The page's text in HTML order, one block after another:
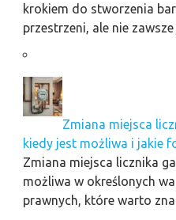
krokiem do stworzenia
przestrzeni, ale nie
Zmiana miejsca
kiedy jest możliwa i jakie
Zmiana miejsca licznika
możliwa w określonych
prawnych, które warto